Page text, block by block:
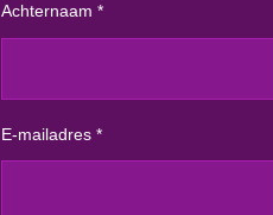
Achternaam *
E-mailadres *